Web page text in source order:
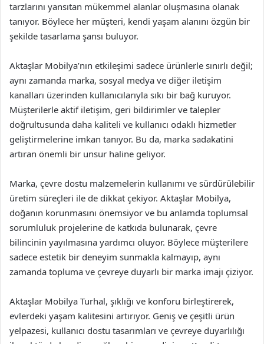
tarzlarını yansıtan mükemmel alanlar oluşmasına olanak
tanıyor. Böylece her müşteri, kendi yaşam alanını özgün bir
şekilde tasarlama şansı buluyor.
Aktaşlar Mobilya’nın etkileşimi sadece ürünlerle sınırlı değil;
aynı zamanda marka, sosyal medya ve diğer iletişim
kanalları üzerinden kullanıcılarıyla sıkı bir bağ kuruyor.
Müşterilerle aktif iletişim, geri bildirimler ve talepler
doğrultusunda daha kaliteli ve kullanıcı odaklı hizmetler
geliştirmelerine imkan tanıyor. Bu da, marka sadakatini
artıran önemli bir unsur haline geliyor.
Marka, çevre dostu malzemelerin kullanımı ve sürdürülebilir
üretim süreçleri ile de dikkat çekiyor. Aktaşlar Mobilya,
doğanın korunmasını önemsiyor ve bu anlamda toplumsal
sorumluluk projelerine de katkıda bulunarak, çevre
bilincinin yayılmasına yardımcı oluyor. Böylece müşterilere
sadece estetik bir deneyim sunmakla kalmayıp, aynı
zamanda topluma ve çevreye duyarlı bir marka imajı çiziyor.
Aktaşlar Mobilya Turhal, şıklığı ve konforu birleştirerek,
evlerdeki yaşam kalitesini artırıyor. Geniş ve çeşitli ürün
yelpazesi, kullanıcı dostu tasarımları ve çevreye duyarlılığı